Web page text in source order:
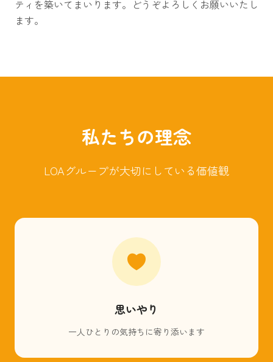
ティを築いてまいります。どうぞよろしくお願いいたし
ます。
私たちの理念
LOAグループが大切にしている価値観
思いやり
一人ひとりの気持ちに寄り添います